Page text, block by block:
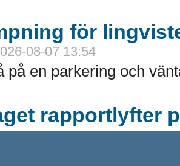
för
08-07 13:54
på en parkering och
rapportlyfter